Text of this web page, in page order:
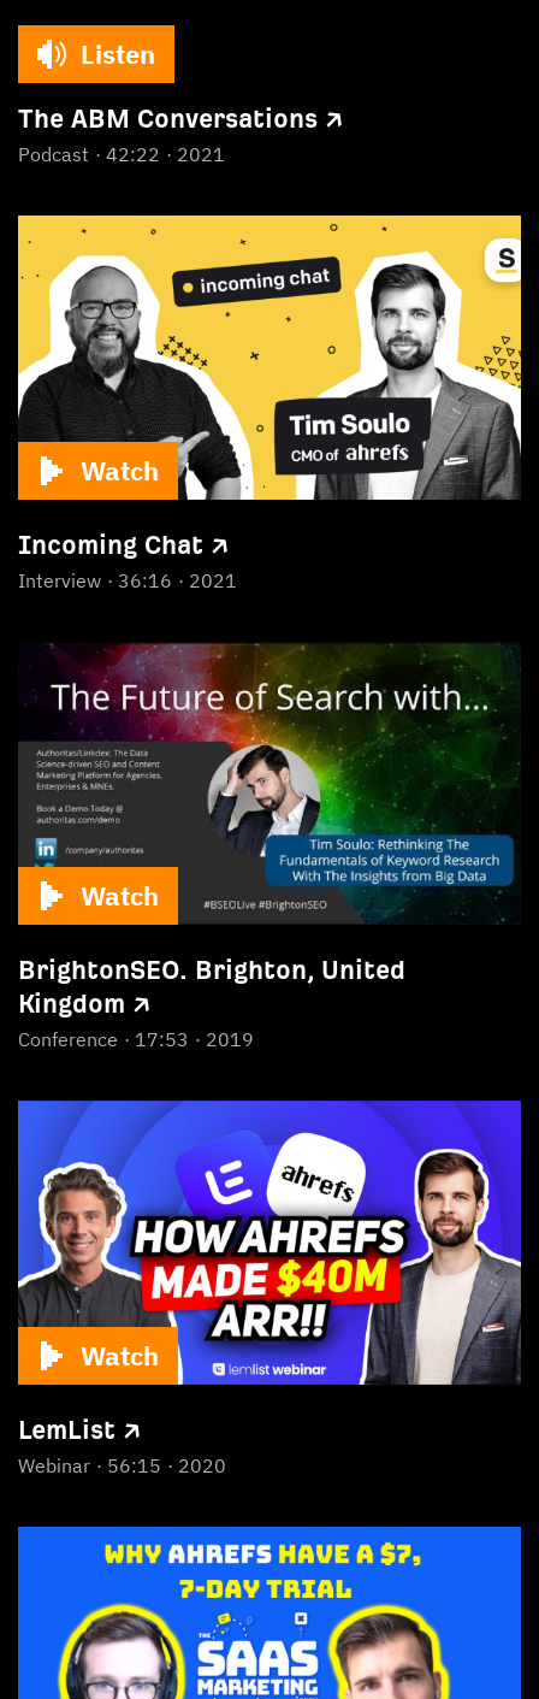
Listen
The ABM Conversations ↗
Podcast 42:22 2021
Watch
Incoming Chat ↗
Interview 36:16 2021
Watch
BrightonSEO. Brighton, United
Kingdom ↗
Conference 17:53 2019
Watch
LemList ↗
Webinar 56:15 2020